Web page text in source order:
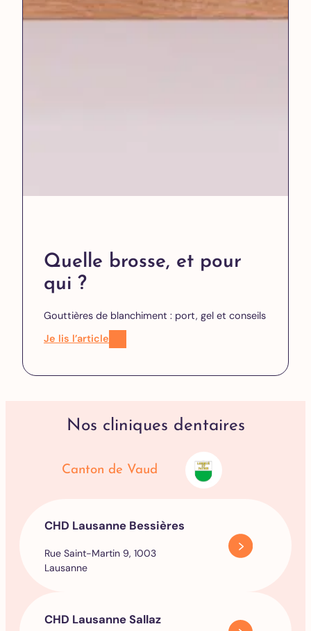
Quelle brosse, et pour
qui ?
Gouttières de blanchiment : port, gel et conseils
Je lis l’article
Nos cliniques dentaires
Canton de Vaud
CHD Lausanne Bessières
Rue Saint-Martin 9, 1003
Lausanne
CHD Lausanne Sallaz